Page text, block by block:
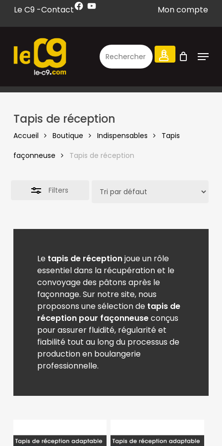
Skip
main
Le C9 -ContactFacebook
YouTube Mon compte
searchaccountMenu
CART
Tapis de réception
Accueil Boutique Indispensables
Tapis
façonneuse
Tapis de réception
Filters
Le tapis de réceptionjoue un rôle
essentiel dans la récupération et le
convoyage des pâtons après le
façonnage. Sur notre site, nous
proposons une sélection de tapis de
réception pour façonneuseconçus
pour assurer fluidité, régularité et
fiabilité tout au long du processus de
production en boulangerie
professionnelle.